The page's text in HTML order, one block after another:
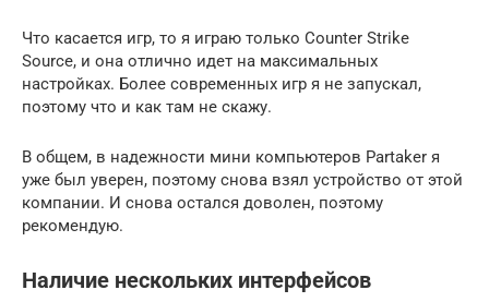
Что касается игр, то я играю только Counter Strike
Source, и она отлично идет на максимальных
настройках. Более современных игр я не запускал,
поэтому что и как там не скажу.
В общем, в надежности мини компьютеров Partaker я
уже был уверен, поэтому снова взял устройство от этой
компании. И снова остался доволен, поэтому
рекомендую.
Наличие нескольких интерфейсов